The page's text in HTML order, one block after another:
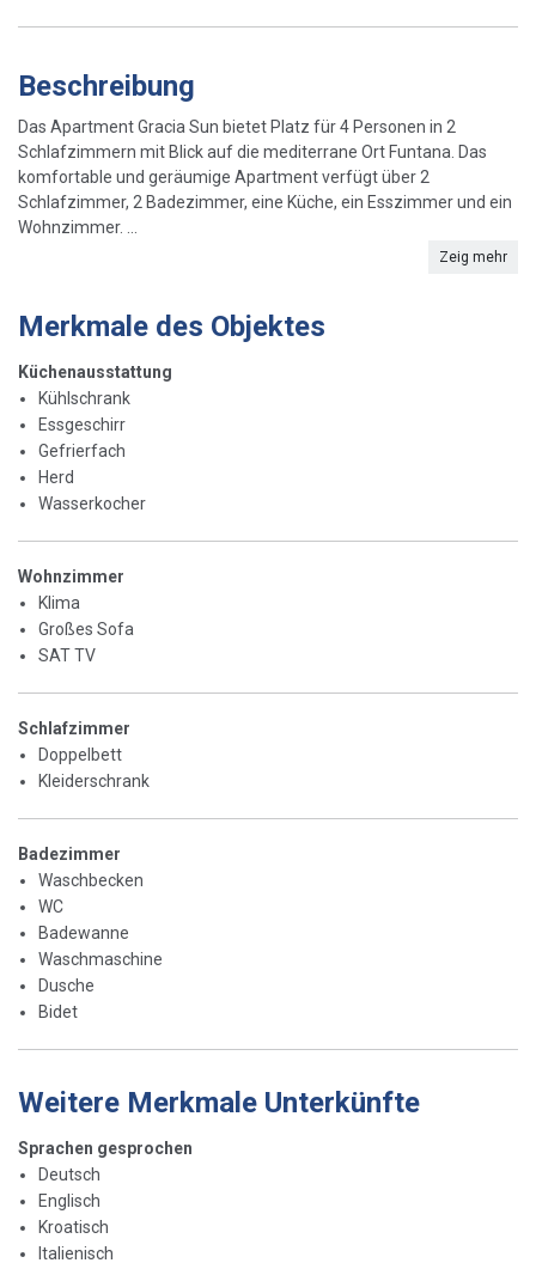
Beschreibung
Das Apartment Gracia Sun bietet Platz für 4 Personen in 2
Schlafzimmern mit Blick auf die mediterrane Ort Funtana. Das
komfortable und geräumige Apartment verfügt über 2
Schlafzimmer, 2 Badezimmer, eine Küche, ein Esszimmer und ein
Wohnzimmer. ...
Zeig mehr
Merkmale des Objektes
Küchenausstattung
Kühlschrank
Essgeschirr
Gefrierfach
Herd
Wasserkocher
Wohnzimmer
Klima
Großes Sofa
SAT TV
Schlafzimmer
Doppelbett
Kleiderschrank
Badezimmer
Waschbecken
WC
Badewanne
Waschmaschine
Dusche
Bidet
Weitere Merkmale Unterkünfte
Sprachen gesprochen
Deutsch
Englisch
Kroatisch
Italienisch